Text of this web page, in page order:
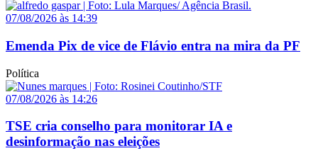
07/08/2026 às 14:39
Emenda Pix de vice de Flávio entra na mira da PF
Política
07/08/2026 às 14:26
TSE cria conselho para monitorar IA e
desinformação nas eleições